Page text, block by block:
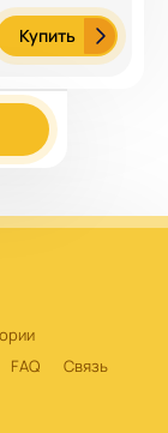
Купить
FAQ
Связь